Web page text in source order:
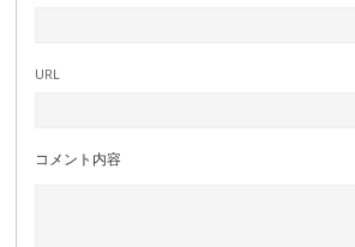
URL
コメント内容